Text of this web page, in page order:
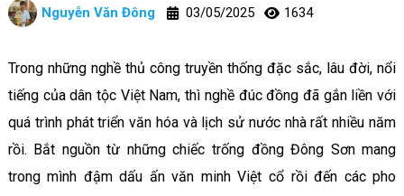
Nguyễn Văn Đông 03/05/2025 1634
Trong những nghề thủ công truyền thống đặc sắc, lâu đời, nổi
tiếng của dân tộc Việt Nam, thì nghề đúc đồng đã gắn liền với
quá trình phát triển văn hóa và lịch sử nước nhà rất nhiều năm
rồi. Bắt nguồn từ những chiếc trống đồng Đông Sơn mang
trong mình đậm dấu ấn văn minh Việt cổ rồi đến các pho